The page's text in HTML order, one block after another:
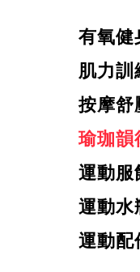
有氧健
肌力訓
按摩舒
瑜珈韻
運動服
運動水
運動配